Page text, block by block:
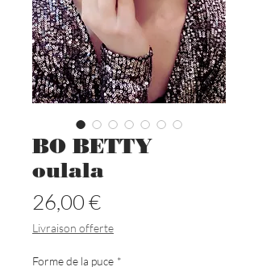
BO BETTY
oulala
26,00 €Prix
Livraison offerte
Forme de la puce *